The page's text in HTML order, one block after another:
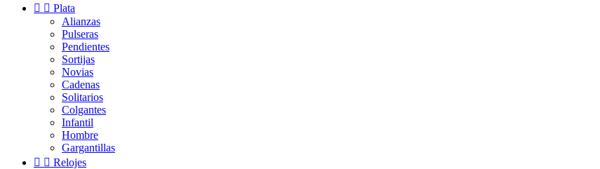
  Plata
Alianzas
Pulseras
Pendientes
Sortijas
Novias
Cadenas
Solitarios
Colgantes
Infantil
Hombre
Gargantillas
  Relojes